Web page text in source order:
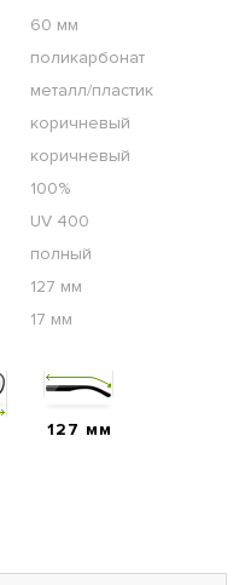
60 мм
поликарбонат
металл/пластик
коричневый
коричневый
100%
UV 400
полный
127 мм
17 мм
127 мм